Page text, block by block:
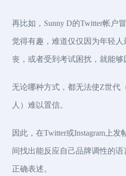
再比如，Sunny D的Twitter帐户
觉得有趣，难道仅仅因为年轻人
丧，或者受到考试困扰，就能够
无论哪种方式，都无法使Z世代
人）难以置信。
因此，在Twitter或Instagram上
间找出能反应自己品牌调性的
正确表述。